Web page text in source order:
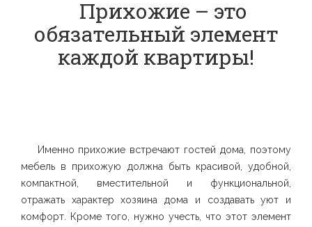
Прихожие – это
обязательный элемент
каждой квартиры!
Именно прихожие встречают гостей дома, поэтому
мебель в прихожую должна быть красивой, удобной,
компактной, вместительной и функциональной,
отражать характер хозяина дома и создавать уют и
комфорт. Кроме того, нужно учесть, что этот элемент